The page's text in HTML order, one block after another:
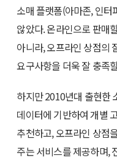
소매 플랫폼(아마존, 인터
않았다. 온라인으로 판매
아니라, 오프라인 상점의
요구사항을 더욱 잘 충족
하지만 2010년대 출현한
데이터에 기반하여 개별
추천하고, 오프라인 상점
주는 서비스를 제공하며,